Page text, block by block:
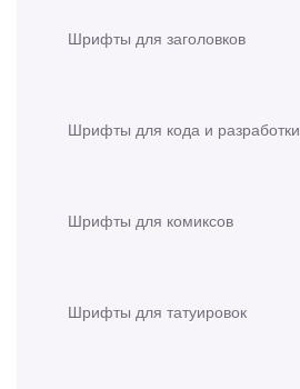
Шрифты для заголовков
Шрифты для кода и разработки
Шрифты для комиксов
Шрифты для татуировок